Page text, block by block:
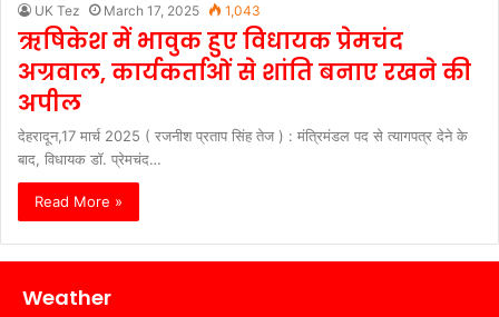
UK Tez March 17, 2025 1,043
ऋषिकेश में भावुक हुए विधायक प्रेमचंद
अग्रवाल, कार्यकर्ताओं से शांति बनाए रखने की
अपील
देहरादून,17 मार्च 2025 ( रजनीश प्रताप सिंह तेज ) : मंत्रिमंडल पद से त्यागपत्र देने के
बाद, विधायक डॉ. प्रेमचंद…
Read More »
Weather